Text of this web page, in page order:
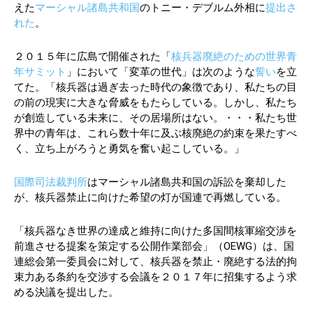
えたマーシャル諸島共和国のトニー・デブルム外相に提出さ
れた。
２０１５年に広島で開催された「核兵器廃絶のための世界青
年サミット 」において「変革の世代」は次のような誓いを立
てた。「核兵器は過ぎ去った時代の象徴であり、私たちの目
の前の現実に大きな脅威をもたらしている。しかし、私たち
が創造している未来に、その居場所はない。・・・私たち世
界中の青年は、これら数十年に及ぶ核廃絶の約束を果たすべ
く、立ち上がろうと勇気を奮い起こしている。」
国際司法裁判所はマーシャル諸島共和国の訴訟を棄却した
が、核兵器禁止に向けた希望の灯が国連で再燃している。
「核兵器なき世界の達成と維持に向けた多国間核軍縮交渉を
前進させる提案を策定する公開作業部会」（OEWG）は、国
連総会第一委員会に対して、核兵器を禁止・廃絶する法的拘
束力ある条約を交渉する会議を２０１７年に招集するよう求
める決議を提出した。